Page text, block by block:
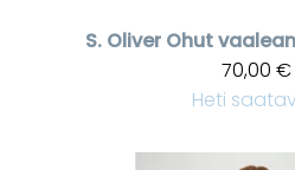
S. Oliver
70,00 €
Heti